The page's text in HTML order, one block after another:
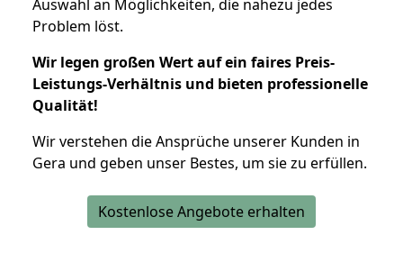
Auswahl an Möglichkeiten, die nahezu jedes
Problem löst.
Wir legen großen Wert auf ein faires Preis-
Leistungs-Verhältnis und bieten professionelle
Qualität!
Wir verstehen die Ansprüche unserer Kunden in
Gera und geben unser Bestes, um sie zu erfüllen.
Kostenlose Angebote erhalten